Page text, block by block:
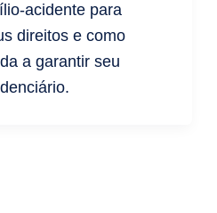
acidente para
direitos e como
a garantir seu